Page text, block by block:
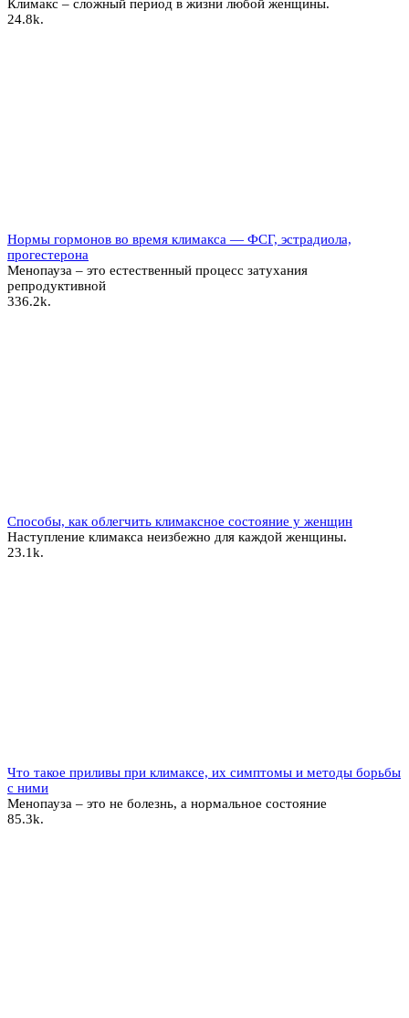
Климакс – сложный период в жизни любой женщины.
24.8k.
Нормы гормонов во время климакса — ФСГ, эстрадиола,
прогестерона
Менопауза – это естественный процесс затухания
репродуктивной
336.2k.
Способы, как облегчить климаксное состояние у женщин
Наступление климакса неизбежно для каждой женщины.
23.1k.
Что такое приливы при климаксе, их симптомы и методы борьбы
с ними
Менопауза – это не болезнь, а нормальное состояние
85.3k.